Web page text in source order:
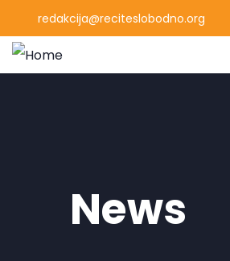
redakcija@reciteslobodno.org
News